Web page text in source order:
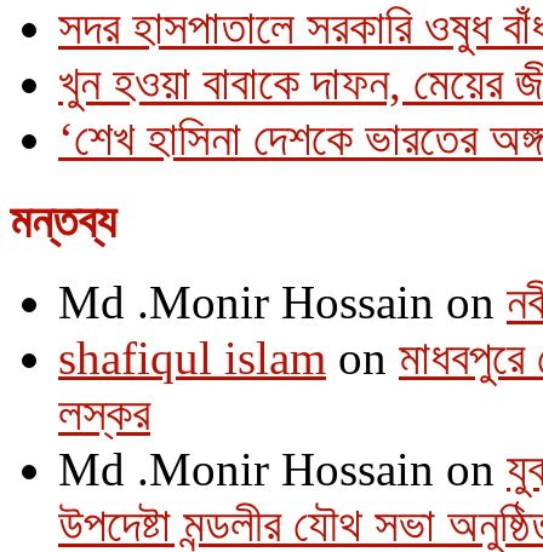
সদর হাসপাতালে সরকারি ওষুধ
খুন হওয়া বাবাকে দাফন, মেয়ের
‘শেখ হাসিনা দেশকে ভারতের
মন্তব্য
Md .Monir Hossain on
shafiqul islam on
লস্কর
Md .Monir Hossain on
উপদেষ্টা মন্ডলীর যৌথ সভা